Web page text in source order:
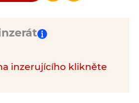
inzerujícího klikněte